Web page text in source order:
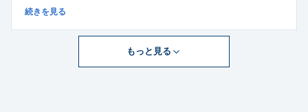
20:00）相談、隔週土曜午前も対応。債務整理・多重債務相談は
続きを見る
もっと見る